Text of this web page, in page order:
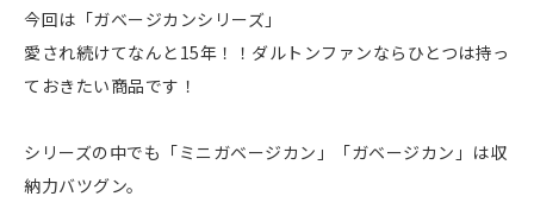
今回は「ガベージカンシリーズ」
愛され続けてなんと15年！！ダルトンファンならひとつは持っ
ておきたい商品です！
シリーズの中でも「ミニガベージカン」「ガベージカン」は収
納力バツグン。